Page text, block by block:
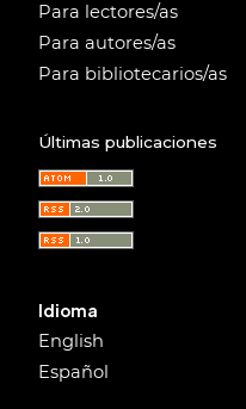
Para lectores/as
Para autores/as
Para bibliotecarios/as
Últimas publicaciones
Idioma
English
Español